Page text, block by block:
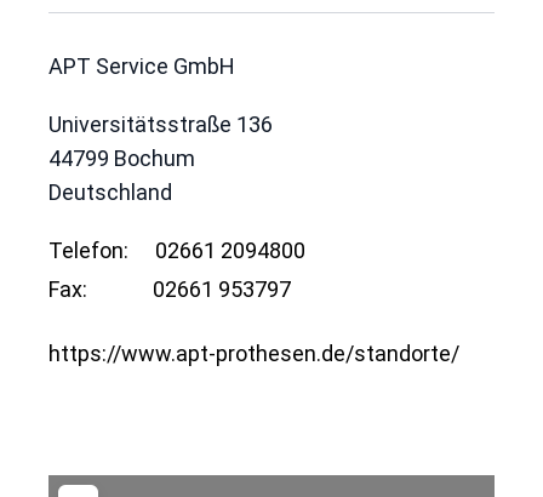
APT Service GmbH
Universitätsstraße 136
44799 Bochum
Deutschland
Telefon:
02661 2094800
Fax:
02661 953797
https://www.apt-prothesen.de/standorte/